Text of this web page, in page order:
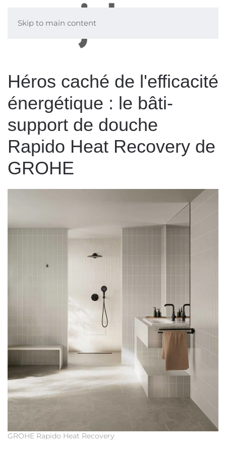
Skip to main content
Héros caché de l'efficacité
énergétique : le bâti-
support de douche
Rapido Heat Recovery de
GROHE
GROHE Rapido Heat Recovery